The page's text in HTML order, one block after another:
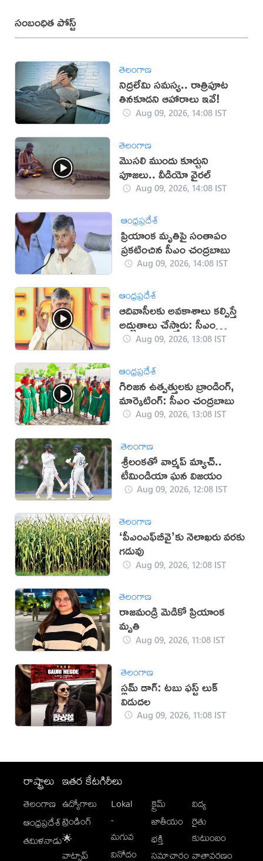
సంబంధిత పోస్ట్
తెలంగాణ
నిద్రలేమి సమస్య.. రాత్రిపూట
తినకూడని ఆహారాలు ఇవే!
Aug 09, 2026, 14:08 IST
తెలంగాణ
మొసలి ముందు కూర్చుని
పూజలు.. వీడియో వైరల్
Aug 09, 2026, 14:08 IST
ఆంధ్రప్రదేశ్
ప్రియాంక మృతిపై సంతాపం
ప్రకటించిన సీఎం చంద్రబాబు
Aug 09, 2026, 14:08 IST
ఆంధ్రప్రదేశ్
ఆదివాసీలకు అవకాశాలు కల్పిస్తే
అద్భుతాలు చేస్తారు: సీఎం
చంద్రబాబు
Aug 09, 2026, 13:08 IST
ఆంధ్రప్రదేశ్
గిరిజన ఉత్పత్తులకు బ్రాండింగ్,
మార్కెటింగ్: సీఎం చంద్రబాబు
Aug 09, 2026, 13:08 IST
తెలంగాణ
శ్రీలంకతో వార్మప్‌ మ్యాచ్..
టీమిండియా ఘన విజయం
Aug 09, 2026, 12:08 IST
తెలంగాణ
‘పీఎంఎఫ్‌బీవై’కు నెలాఖరు వరకు
గడువు
Aug 09, 2026, 12:08 IST
తెలంగాణ
రాజమండ్రి మెడికో ప్రియాంక
మృతి
Aug 09, 2026, 11:08 IST
తెలంగాణ
స్లమ్ డాగ్: టబు ఫస్ట్ లుక్
విడుదల
Aug 09, 2026, 11:08 IST
రాష్ట్రాలు
తెలంగాణ
ఆంధ్రప్రదేశ్
తమిళనాడు
ఇతర కేటగిరీలు
ఉద్యోగాలు
ట్రెండింగ్
🌟
వాట్సాప్
Lokal
-
మగువ
వినోదం
క్రైమ్
జాతీయం
భక్తి
సమాచారం
విద్య
రైతు
కుటుంబం
వాతావరణం